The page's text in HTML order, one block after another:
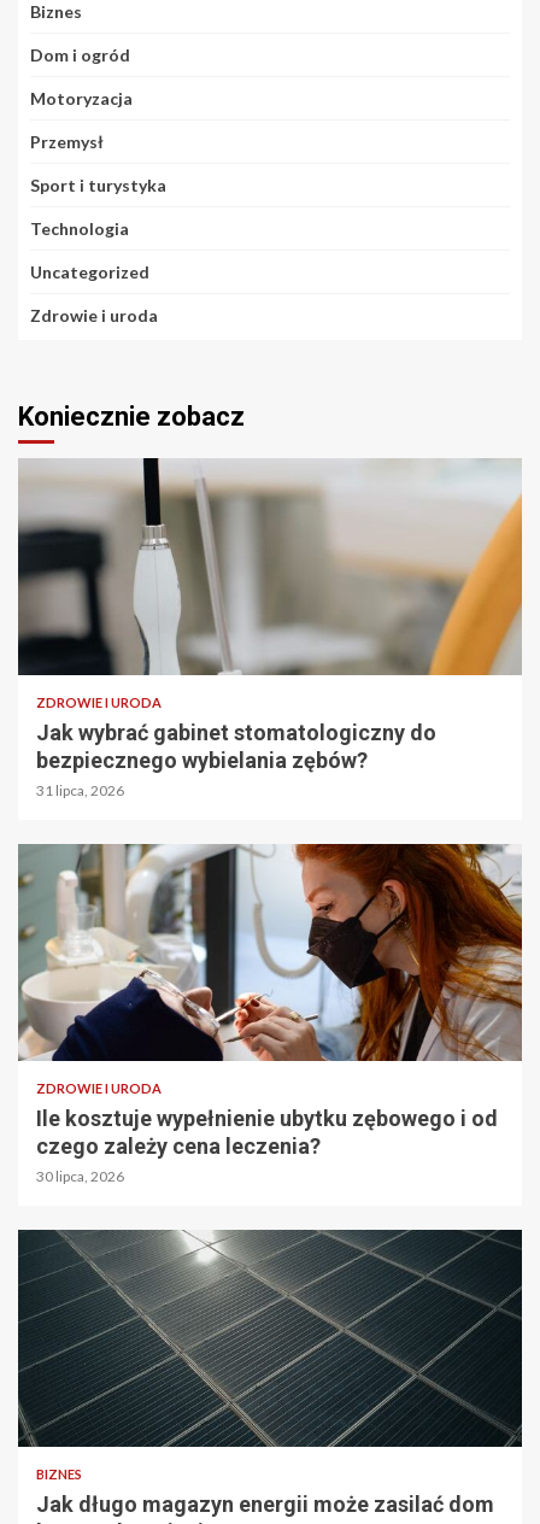
Biznes
Dom i ogród
Motoryzacja
Przemysł
Sport i turystyka
Technologia
Uncategorized
Zdrowie i uroda
Koniecznie zobacz
ZDROWIE I URODA
Jak wybrać gabinet stomatologiczny do
bezpiecznego wybielania zębów?
31 lipca, 2026
ZDROWIE I URODA
Ile kosztuje wypełnienie ubytku zębowego i od
czego zależy cena leczenia?
30 lipca, 2026
BIZNES
Jak długo magazyn energii może zasilać dom